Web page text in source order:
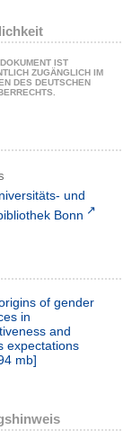
IST
ZUGÄNGLICH IM
DES DEUTSCHEN
und
Bonn
of gender
in
and
expectations
mb]